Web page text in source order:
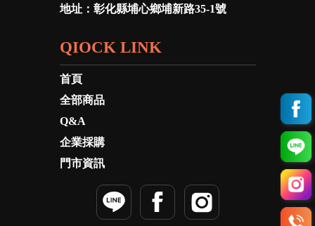
地址： 彰化縣埔心鄉埔新路35-1號
QIOCK LINK
首頁
全部商品
Q&A
企業採購
門市資訊